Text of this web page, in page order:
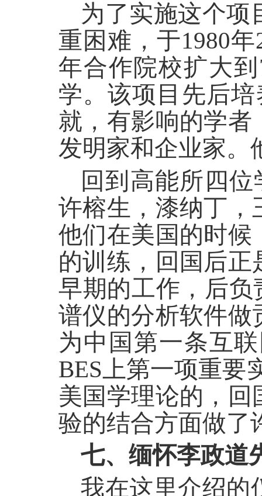
为了实施这个项
重困难，于1980
年合作院校扩大
学。该项目先后
就，有影响的学
发明家和企业家。
回到高能所四
许榕生，漆纳丁，
他们在美国的时候
的训练，回国后
早期的工作，后
谱仪的分析软件做
为中国第一条互
BES上第一项重要
美国学理论的，
验的结合方面做了
七、缅怀李政道
我在这里介绍的